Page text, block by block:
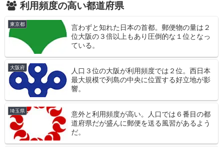
利用頻度の高い都道府県
東京都
言わずと知れた日本の首都。郵便物の量は２
位大阪の３倍以上もあり圧倒的な１位となっ
ている。
大阪府
人口３位の大阪が利用頻度では２位。西日本
最大規模で列島の中央に位置する好立地が影
響。
埼玉県
意外と利用頻度が高い。人口では６番目の都
道府県だが盛んに郵便を送る風習があるよう
だ。